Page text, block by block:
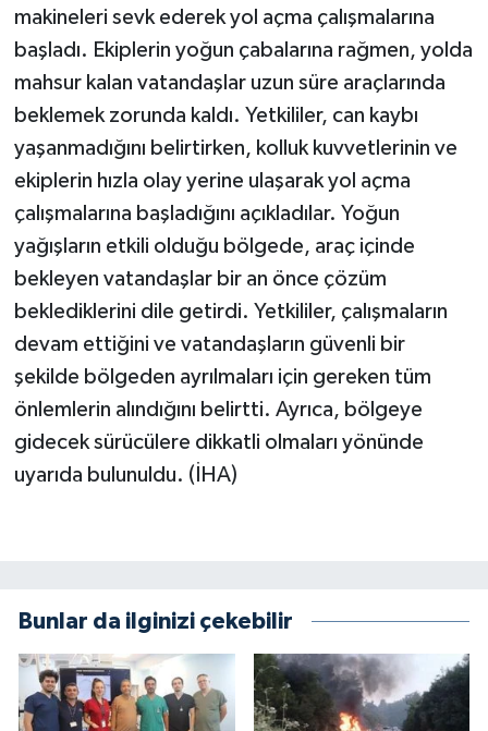
makineleri sevk ederek yol açma çalışmalarına
başladı. Ekiplerin yoğun çabalarına rağmen, yolda
mahsur kalan vatandaşlar uzun süre araçlarında
beklemek zorunda kaldı. Yetkililer, can kaybı
yaşanmadığını belirtirken, kolluk kuvvetlerinin ve
ekiplerin hızla olay yerine ulaşarak yol açma
çalışmalarına başladığını açıkladılar. Yoğun
yağışların etkili olduğu bölgede, araç içinde
bekleyen vatandaşlar bir an önce çözüm
beklediklerini dile getirdi. Yetkililer, çalışmaların
devam ettiğini ve vatandaşların güvenli bir
şekilde bölgeden ayrılmaları için gereken tüm
önlemlerin alındığını belirtti. Ayrıca, bölgeye
gidecek sürücülere dikkatli olmaları yönünde
uyarıda bulunuldu. (İHA)
Bunlar da ilginizi çekebilir